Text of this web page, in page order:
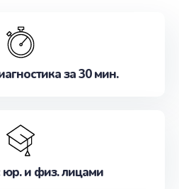
за 30 мин.
юр. и физ. лицами